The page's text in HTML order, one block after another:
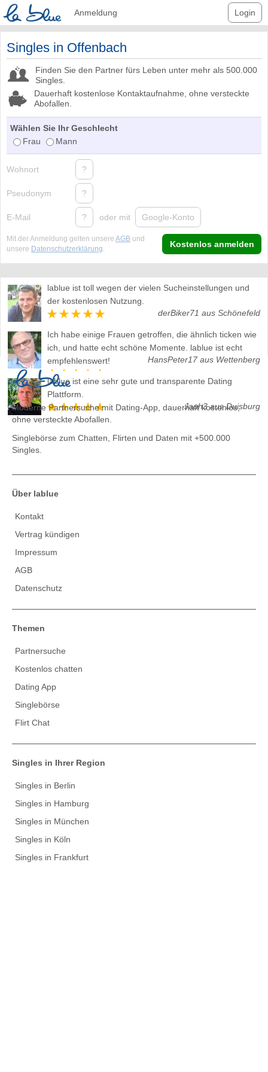
Anmeldung Login
Singles in Offenbach
Finden Sie den Partner fürs Leben unter mehr als 500.000
Singles.
Dauerhaft kostenlose Kontaktaufnahme, ohne versteckte
Abofallen.
Wählen Sie Ihr Geschlecht
Frau
Mann
Wohnort ?
Pseudonym ?
E-Mail ? oder mit Google-Konto
Mit der Anmeldung gelten unsere AGB und
unsere Datenschutzerklärung. Kostenlos anmelden
lablue ist toll wegen der vielen Sucheinstellungen und
der kostenlosen Nutzung.
derBiker71 aus Schönefeld
Ich habe einige Frauen getroffen, die ähnlich ticken wie
ich, und hatte echt schöne Momente. lablue ist echt
empfehlenswert!
HansPeter17 aus Wettenberg
lablue ist eine sehr gute und transparente Dating
Plattform.
Jauh3 aus Duisburg
Moderne Partnersuche mit Dating-App, dauerhaft kostenlos,
ohne versteckte Abofallen.
Singlebörse zum Chatten, Flirten und Daten mit +500.000
Singles.
Über lablue
Kontakt
Vertrag kündigen
Impressum
AGB
Datenschutz
Themen
Partnersuche
Kostenlos chatten
Dating App
Singlebörse
Flirt Chat
Singles in Ihrer Region
Singles in Berlin
Singles in Hamburg
Singles in München
Singles in Köln
Singles in Frankfurt